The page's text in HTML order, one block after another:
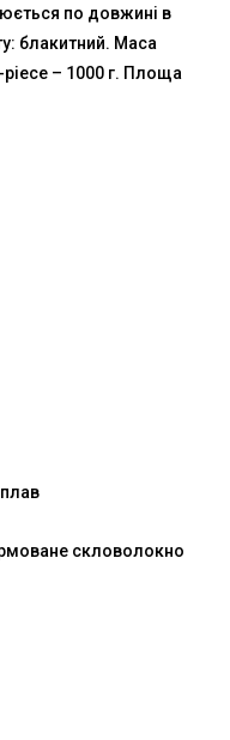
по довжині в
блакитний. Маса
piece – 1000 г. Площа
скловолокно